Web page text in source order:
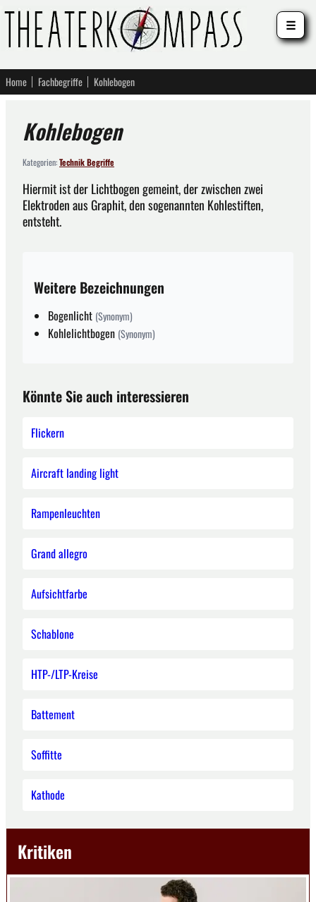
Home Fachbegriffe Kohlebogen
Kohlebogen
Kategorien:Technik Begriffe
Hiermit ist der Lichtbogen gemeint, der zwischen zwei
Elektroden aus Graphit, den sogenannten Kohlestiften,
entsteht.
Weitere Bezeichnungen
Bogenlicht (Synonym)
Kohlelichtbogen (Synonym)
Könnte Sie auch interessieren
Flickern
Aircraft landing light
Rampenleuchten
Grand allegro
Aufsichtfarbe
Schablone
HTP-/LTP-Kreise
Battement
Soffitte
Kathode
Kritiken
☰